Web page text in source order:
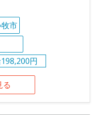
市
円
る